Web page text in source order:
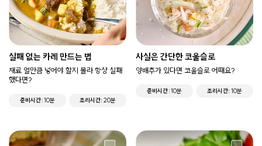
실패 없는 카레 만드는 법
재료 얼만큼 넣어야 할지 몰라 항상 실패
했다면?
준비시간 10분 조리시간 20분
사실은 간단한 코울슬로
양배추가 있다면 코울슬로 어때요?
준비시간 10분 조리시간 10분